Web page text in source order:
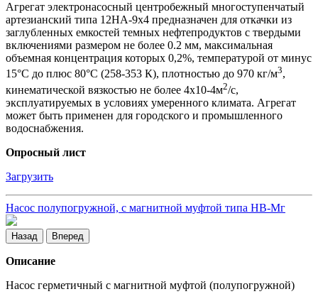
Агрегат электронасосный центробежный многоступенчатый
артезианский типа 12НА-9х4 предназначен для откачки из
заглубленных емкостей темных нефтепродуктов с твердыми
включениями размером не более 0.2 мм, максимальная
объемная концентрация которых 0,2%, температурой от минус
15°С до плюс 80°С (258-353 К), плотностью до 970 кг/м3,
кинематической вязкостью не более 4х10-4м2/с,
эксплуатируемых в условиях умеренного климата. Агрегат
может быть применен для городского и промышленного
водоснабжения.
Опросный лист
Загрузить
Насос полупогружной, с магнитной муфтой типа НВ-Мг
Назад Вперед
Описание
Насос герметичный с магнитной муфтой (полупогружной)